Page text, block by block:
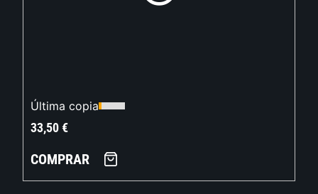
Última copia
33,50€
COMPRAR